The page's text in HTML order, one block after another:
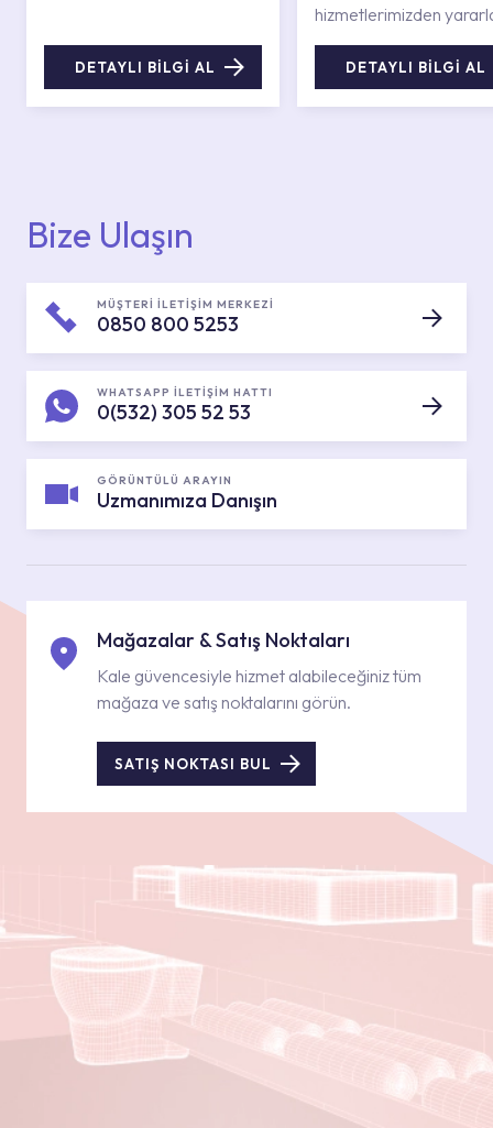
DETAYLI BİLGİ AL
hizmetlerimizden
DETAYLI BİLGİ AL
Bize Ulaşın
MÜŞTERİ İLETİŞİM MERKEZİ
0850 800 5253
WHATSAPP İLETİŞİM HATTI
0(532) 305 52 53
GÖRÜNTÜLÜ ARAYIN
Uzmanımıza Danışın
Mağazalar & Satış Noktaları
Kale güvencesiyle hizmet alabileceğiniz tüm
mağaza ve satış noktalarını görün.
SATIŞ NOKTASI BUL